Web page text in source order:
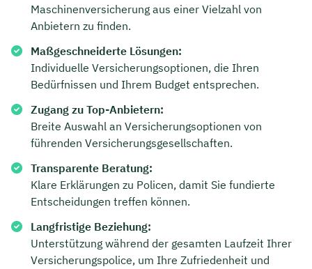
Maschinenversicherung aus einer Vielzahl von
Anbietern zu finden.
Maßgeschneiderte Lösungen:
Individuelle Versicherungsoptionen, die Ihren
Bedürfnissen und Ihrem Budget entsprechen.
Zugang zu Top-Anbietern:
Breite Auswahl an Versicherungsoptionen von
führenden Versicherungsgesellschaften.
Transparente Beratung:
Klare Erklärungen zu Policen, damit Sie fundierte
Entscheidungen treffen können.
Langfristige Beziehung:
Unterstützung während der gesamten Laufzeit Ihrer
Versicherungspolice, um Ihre Zufriedenheit und